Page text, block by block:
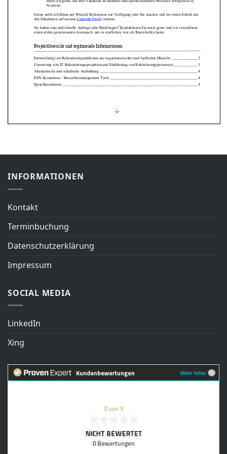
INFORMATIONEN
Kontakt
Terminbuchung
Datenschutzerklärung
Impressum
SOCIAL MEDIA
LinkedIn
Xing